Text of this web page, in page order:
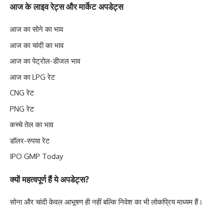
आज के लाइव रेट्स और मार्केट अपडेट्स
आज का सोने का भाव
आज का चांदी का भाव
आज का पेट्रोल-डीजल भाव
आज का LPG रेट
CNG रेट
PNG रेट
कच्चे तेल का भाव
डॉलर-रुपया रेट
IPO GMP Today
क्यों महत्वपूर्ण हैं ये अपडेट्स?
सोना और चांदी केवल आभूषण ही नहीं बल्कि निवेश का भी लोकप्रिय माध्यम हैं।